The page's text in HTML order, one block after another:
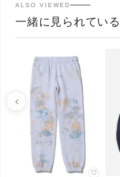
ALSO VIEWED
一緒に見られてい
♡